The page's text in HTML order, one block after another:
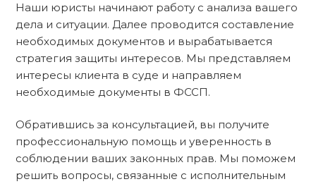
Наши юристы начинают работу с анализа вашего
дела и ситуации. Далее проводится составление
необходимых документов и вырабатывается
стратегия защиты интересов. Мы представляем
интересы клиента в суде и направляем
необходимые документы в ФССП.
Обратившись за консультацией, вы получите
профессиональную помощь и уверенность в
соблюдении ваших законных прав. Мы поможем
решить вопросы, связанные с исполнительным